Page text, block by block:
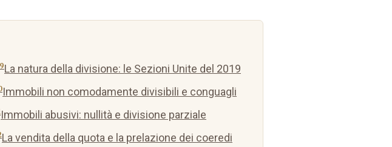
La natura della divisione: le Sezioni Unite del 2019
Immobili non comodamente divisibili e conguagli
Immobili abusivi: nullità e divisione parziale
La vendita della quota e la prelazione dei coeredi